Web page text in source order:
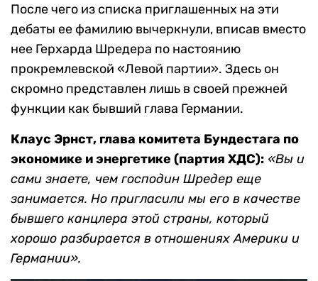
После чего из списка приглашенных на эти
дебаты ее фамилию вычеркнули, вписав вместо
нее Герхарда Шредера по настоянию
прокремлевской «Левой партии». Здесь он
скромно представлен лишь в своей прежней
функции как бывший глава Германии.
Клаус Эрнст, глава комитета Бундестага по
экономике и энергетике (партия ХДС): «Вы и
сами знаете, чем господин Шредер еще
занимается. Но пригласили мы его в качестве
бывшего канцлера этой страны, который
хорошо разбирается в отношениях Америки и
Германии».